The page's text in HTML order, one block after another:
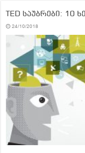
TED საუბრები: 10
24/10/2018